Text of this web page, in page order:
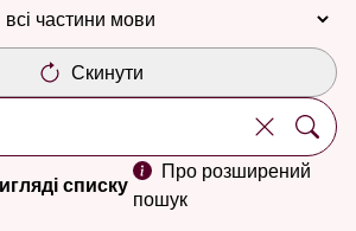
Скинути
списку
Про розширений
пошук